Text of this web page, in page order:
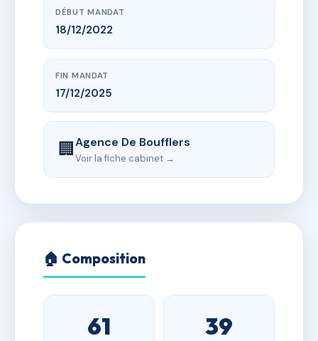
DÉBUT MANDAT
18/12/2022
FIN MANDAT
17/12/2025
🏢Agence De Boufflers
Voir la fiche cabinet →
🏠 Composition
61 39